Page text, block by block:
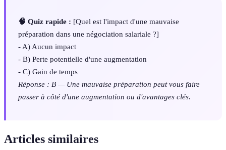
🧠 Quiz rapide : [Quel est l'impact d'une mauvaise
préparation dans une négociation salariale ?]
- A) Aucun impact
- B) Perte potentielle d'une augmentation
- C) Gain de temps
Réponse : B — Une mauvaise préparation peut vous faire
passer à côté d'une augmentation ou d'avantages clés.
Articles similaires